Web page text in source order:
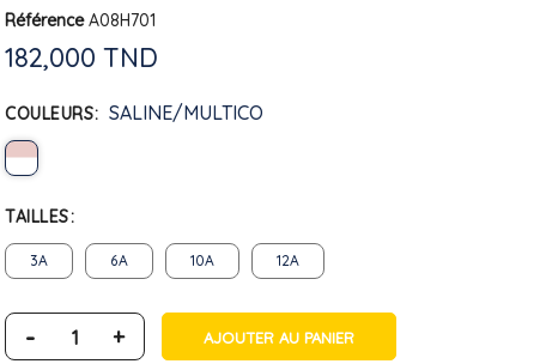
Référence A08H701
182,000 TND
COULEURS SALINE/MULTICO
TAILLES
3A 6A 10A 12A
- + AJOUTER AU PANIER